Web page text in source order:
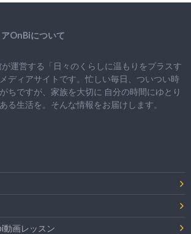
OnBiについて
運営する「日々のくらしに温もりをプラスす
ディアサイトです。忙しい毎日、ついつい時
ちですが、 家族を大切に 自分の時間にゆとり
る生活を。そんな情報をお届けします。
動画レッスン